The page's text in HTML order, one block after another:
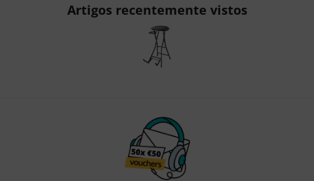
Artigos recentemente vistos